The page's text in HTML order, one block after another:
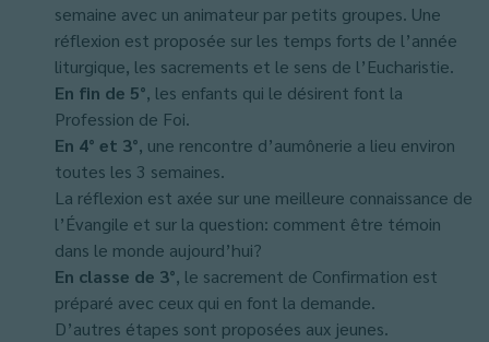
semaine avec un anima­teur par petits groupes. Une
réflexion est proposée sur les temps forts de l’année
liturgique, les sacrements et le sens de l’Eucharistie.
En fin de 5°, les enfants qui le désirent font la
Profession de Foi.
En 4° et 3°, une rencontre d’aumônerie a lieu environ
toutes les 3 semaines.
La réflexion est axée sur une meilleure connaissance de
l’Évangile et sur la question: comment être témoin
dans le monde aujourd’hui?
En classe de 3°, le sacrement de Confirmation est
préparé avec ceux qui en font la demande.
D’autres étapes sont proposées aux jeunes.